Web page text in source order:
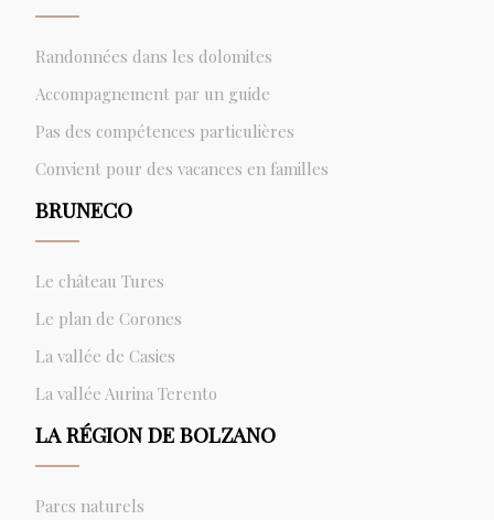
Randonnées dans les dolomites
Accompagnement par un guide
Pas des compétences particulières
Convient pour des vacances en familles
BRUNECO
Le château Tures
Le plan de Corones
La vallée de Casies
La vallée Aurina Terento
LA RÉGION DE BOLZANO
Parcs naturels